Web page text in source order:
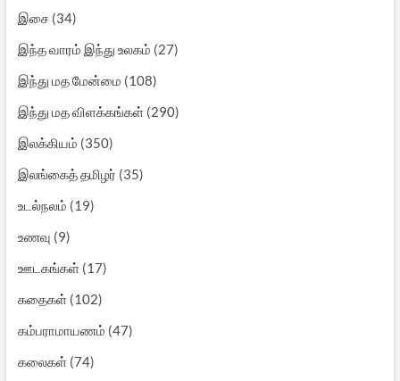
இசை(34)
இந்த வாரம் இந்து உலகம் (27)
இந்து மத மேன்மை (108)
இந்து மத விளக்கங்கள்(290)
இலக்கியம் (350)
இலங்கைத் தமிழர் (35)
உடல்நலம் (19)
உணவு (9)
ஊடகங்கள்(17)
கதைகள்(102)
கம்பராமாயணம் (47)
கலைகள்(74)